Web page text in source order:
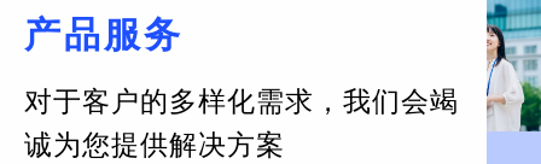
产品服务
对于客户的多样化需求， 我们会竭
诚为您提供解决方案